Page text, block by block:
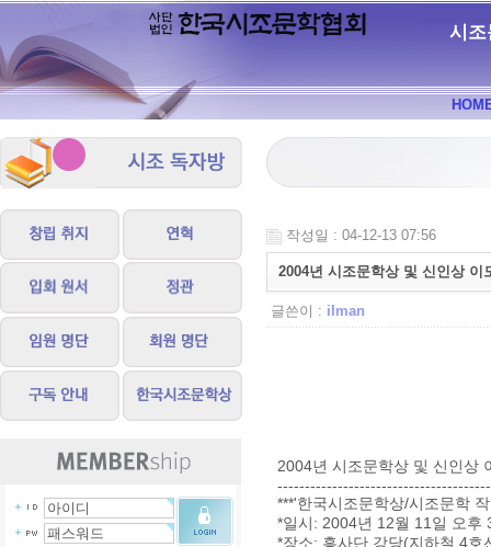
시조
작성일 : 04-12-13 07:56
2004년 시조문학상 및 신인상 이
글쓴이 : ilman
2004년 시조문학상 및 신인상
***'한국시조문학상/시조문학
*일시: 2004년 12월 11일 오후
*장소: 흥사단 강당(지하철 4